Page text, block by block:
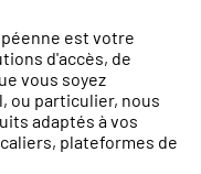
est votre
d'accès, de
vous soyez
ou particulier, nous
adaptés à vos
plateformes de